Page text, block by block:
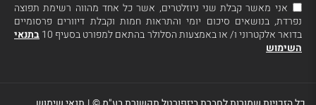
אני מאשר קבלת שני ניוזלטרים, אשר כל אחד מהווה רשימת תפוצה
נפרדת, בנושאים סיכום יומי והתראות חמות וקבלת דיוורים פרסומיים
בדואר אלקטרוני ו/ או באמצעות הסלולר בהתאם למפורט בסעיף 10
בתנאי
השימוש